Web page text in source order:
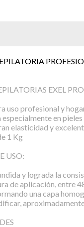
EXEL
uso profesional y
especialmente en
elasticidad y
1 Kg
USO:
y lograda la
de aplicación, entre
una capa